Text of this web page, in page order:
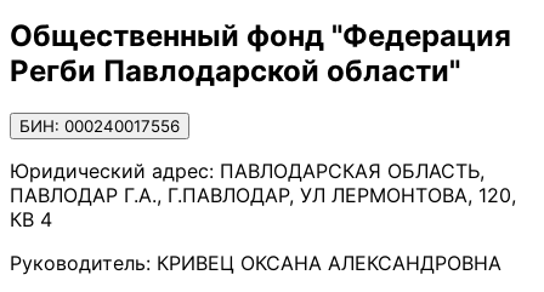
Общественный фонд "Федерация
Регби Павлодарской области"
БИН: 000240017556
Юридический адрес: ПАВЛОДАРСКАЯ ОБЛАСТЬ,
ПАВЛОДАР Г.А., Г.ПАВЛОДАР, УЛ ЛЕРМОНТОВА, 120,
КВ 4
Руководитель: КРИВЕЦ ОКСАНА АЛЕКСАНДРОВНА